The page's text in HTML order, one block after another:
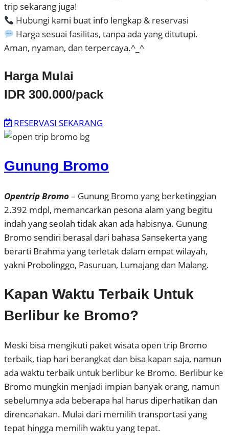
trip sekarang juga!
Hubungi kami buat info lengkap & reservasi
Harga sesuai fasilitas, tanpa ada yang ditutupi.
Aman, nyaman, dan terpercaya.^_^
Harga Mulai
IDR 300.000/pack
RESERVASI SEKARANG
Gunung Bromo
Opentrip Bromo– Gunung Bromo yang berketinggian
2.392 mdpl, memancarkan pesona alam yang begitu
indah yang seolah tidak akan ada habisnya. Gunung
Bromo sendiri berasal dari bahasa Sansekerta yang
berarti Brahma yang terletak dalam empat wilayah,
yakni Probolinggo, Pasuruan, Lumajang dan Malang.
Kapan Waktu Terbaik Untuk
Berlibur ke Bromo?
Meski bisa mengikuti paket wisata open trip Bromo
terbaik, tiap hari berangkat dan bisa kapan saja, namun
ada waktu terbaik untuk berlibur ke Bromo. Berlibur ke
Bromo mungkin menjadi impian banyak orang, namun
sebelumnya ada beberapa hal harus diperhatikan dan
direncanakan. Mulai dari memilih transportasi yang
tepat hingga memilih waktu yang tepat.